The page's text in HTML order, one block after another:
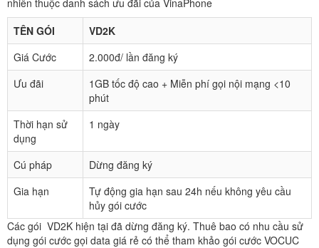
TÊN GÓI
VD2K
Giá Cước
2.000đ/ lần đăng ký
Ưu đãi
1GB tốc độ cao + Miễn phí gọi nội mạng <10
phút
Thời hạn sử
dụng
1 ngày
Cú pháp
Dừng đăng ký
Gia hạn
Tự động gia hạn sau 24h nếu không yêu cầu
hủy gói cước
Các gói VD2K hiện tại đã dừng đăng ký. Thuê bao có nhu cầu sử
dụng gói cước gọi data giá rẻ có thể tham khảo gói cước VOCUC